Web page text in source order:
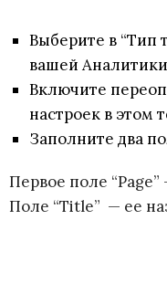
Выберите в “Тип
вашей
Включите
настроек в этом
Заполните два
Первое поле
Поле “Title” — ее